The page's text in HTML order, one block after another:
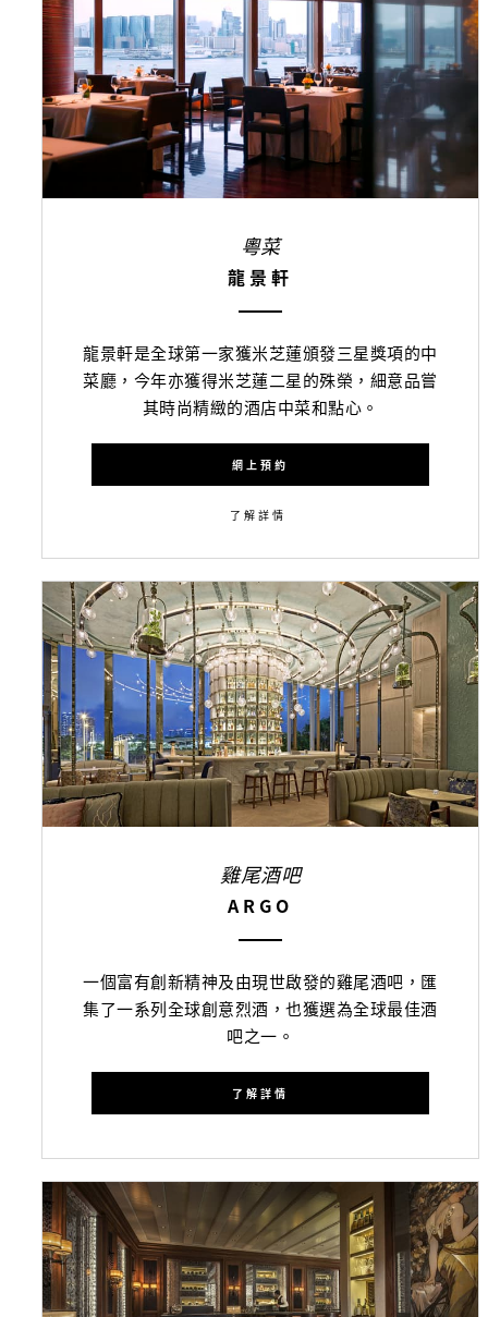
粵菜
龍景軒
龍景軒是全球第一家獲米芝蓮頒發三星獎項的中
菜廳，今年亦獲得米芝蓮二星的殊榮，細意品嘗
其時尚精緻的酒店中菜和點心。
網上預約
了解詳情
雞尾酒吧
ARGO
一個富有創新精神及由現世啟發的雞尾酒吧，匯
集了一系列全球創意烈酒，也獲選為全球最佳酒
吧之一。
了解詳情